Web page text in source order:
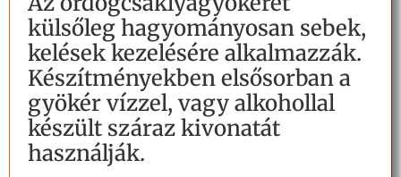
külsőleg hagyományosan sebek,
kelések kezelésére alkalmazzák.
Készítményekben elsősorban a
gyökér vízzel, vagy alkohollal
készült száraz kivonatát
használják.